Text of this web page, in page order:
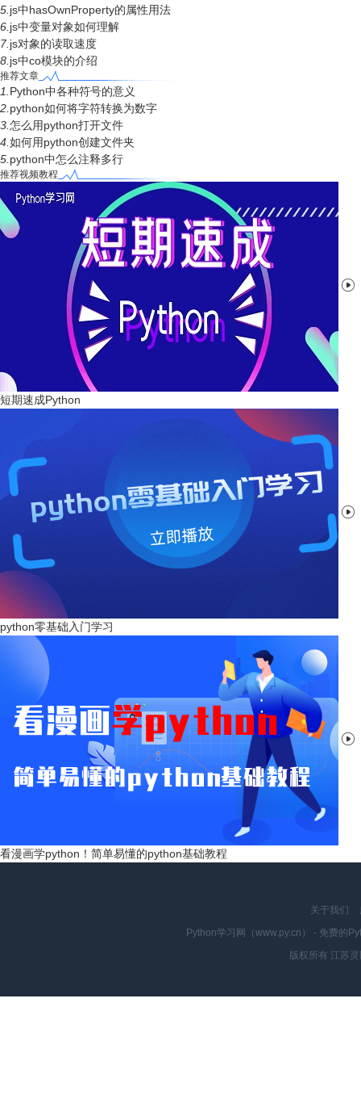
5. js中hasOwnProperty的属性用法
6. js中变量对象如何理解
7. js对象的读取速度
8. js中co模块的介绍
推荐文章
1. Python中各种符号的意义
2. python如何将字符转换为数字
3. 怎么用python打开文件
4. 如何用python创建文件夹
5. python中怎么注释多行
推荐视频教程

短期速成Python

python零基础入门学习

看漫画学python！简单易懂的python基础教程
关于我们
Python学习网（www.py.cn） - 免费的
版权所有 江苏